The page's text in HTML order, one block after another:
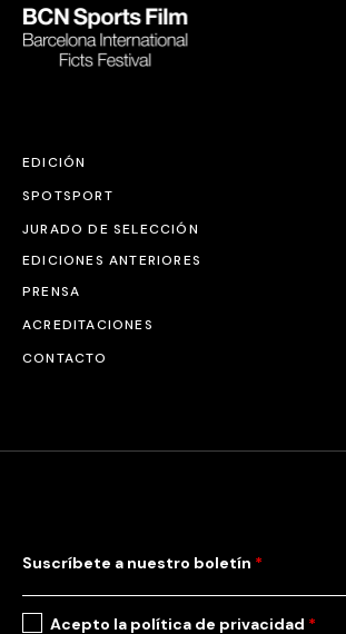
EDICIÓN
SPOTSPORT
JURADO DE SELECCIÓN
EDICIONES ANTERIORES
PRENSA
ACREDITACIONES
CONTACTO
Suscríbete a nuestro boletín *
Acepto la política de privacidad *